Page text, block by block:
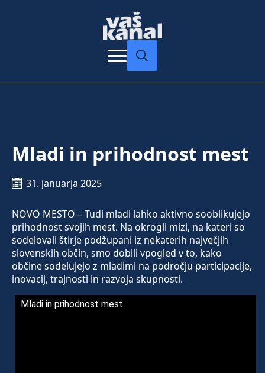
Mladi in prihodnost mest
31. januarja 2025
NOVO MESTO – Tudi mladi lahko aktivno sooblikujejo
prihodnost svojih mest. Na okrogli mizi, na kateri so
sodelovali štirje podžupani iz nekaterih največjih
slovenskih občin, smo dobili vpogled v to, kako
občine sodelujejo z mladimi na področju participacije,
inovacij, trajnosti in razvoja skupnosti.
Mladi in prihodnost mest